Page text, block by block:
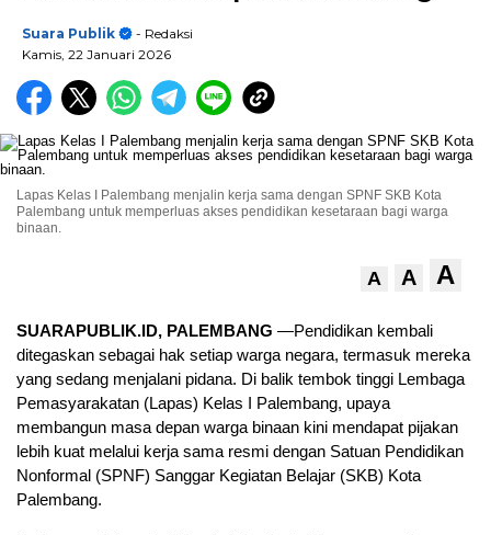
Suara Publik
- Redaksi
Kamis, 22 Januari 2026
Lapas Kelas I Palembang menjalin kerja sama dengan SPNF SKB Kota
Palembang untuk memperluas akses pendidikan kesetaraan bagi warga
binaan.
A A A
SUARAPUBLIK.ID, PALEMBANG —Pendidikan kembali
ditegaskan sebagai hak setiap warga negara, termasuk mereka
yang sedang menjalani pidana. Di balik tembok tinggi Lembaga
Pemasyarakatan (Lapas) Kelas I Palembang, upaya
membangun masa depan warga binaan kini mendapat pijakan
lebih kuat melalui kerja sama resmi dengan Satuan Pendidikan
Nonformal (SPNF) Sanggar Kegiatan Belajar (SKB) Kota
Palembang.